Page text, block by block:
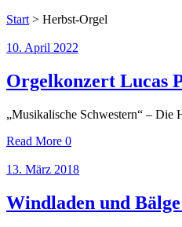
Start > Herbst-Orgel
10. April 2022
Orgelkonzert Lucas
„Musikalische Schwestern“ – Die
Read More 0
13. März 2018
Windladen und